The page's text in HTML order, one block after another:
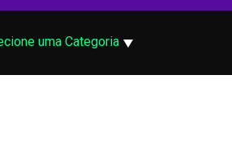
uma Categoria